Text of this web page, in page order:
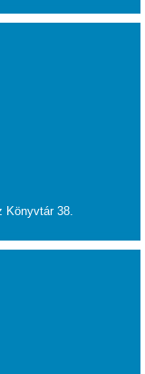
Könyvtár 38.